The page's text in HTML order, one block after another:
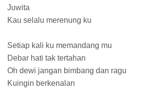
Juwita
Kau selalu merenung ku
Setiap kali ku memandang mu
Debar hati tak tertahan
Oh dewi jangan bimbang dan ragu
Kuingin berkenalan